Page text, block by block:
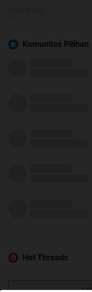
Komunitas Pilihan
Hot Threads